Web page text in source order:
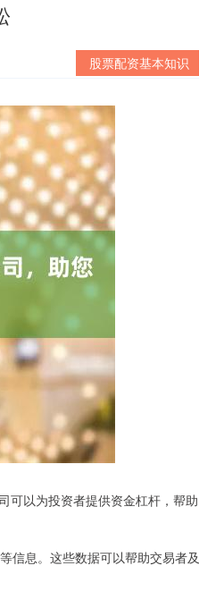
股票配资基本知识
可以为投资者提供资金杠杆，帮助
信息。这些数据可以帮助交易者及